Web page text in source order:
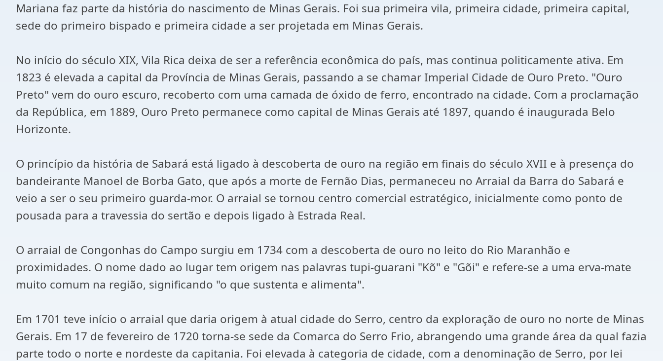
Mariana faz parte da história do nascimento de Minas Gerais. Foi sua primeira vila, primeira cidade, primeira capital,
sede do primeiro bispado e primeira cidade a ser projetada em Minas Gerais.
No início do século XIX, Vila Rica deixa de ser a referência econômica do país, mas continua politicamente ativa. Em
1823 é elevada a capital da Província de Minas Gerais, passando a se chamar Imperial Cidade de Ouro Preto. "Ouro
Preto" vem do ouro escuro, recoberto com uma camada de óxido de ferro, encontrado na cidade. Com a proclamação
da República, em 1889, Ouro Preto permanece como capital de Minas Gerais até 1897, quando é inaugurada Belo
Horizonte.
O princípio da história de Sabará está ligado à descoberta de ouro na região em finais do século XVII e à presença do
bandeirante Manoel de Borba Gato, que após a morte de Fernão Dias, permaneceu no Arraial da Barra do Sabará e
veio a ser o seu primeiro guarda-mor. O arraial se tornou centro comercial estratégico, inicialmente como ponto de
pousada para a travessia do sertão e depois ligado à Estrada Real.
O arraial de Congonhas do Campo surgiu em 1734 com a descoberta de ouro no leito do Rio Maranhão e
proximidades. O nome dado ao lugar tem origem nas palavras tupi-guarani "Kõ" e "Gõi" e refere-se a uma erva-mate
muito comum na região, significando "o que sustenta e alimenta".
Em 1701 teve início o arraial que daria origem à atual cidade do Serro, centro da exploração de ouro no norte de Minas
Gerais. Em 17 de fevereiro de 1720 torna-se sede da Comarca do Serro Frio, abrangendo uma grande área da qual fazia
parte todo o norte e nordeste da capitania. Foi elevada à categoria de cidade, com a denominação de Serro, por lei